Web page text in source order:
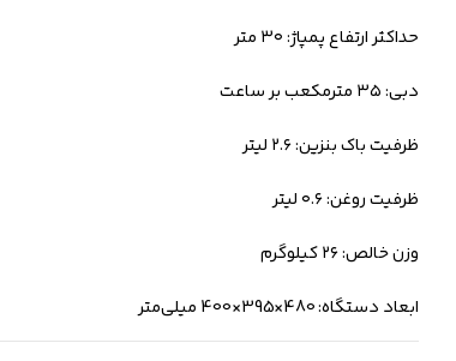
حداکثر ارتفاع پمپاژ: ۳۰ متر
دبی: ۳۵ مترمکعب بر ساعت
ظرفیت باک بنزین: ۲.۶ لیتر
ظرفیت روغن: ۰.۶ لیتر
وزن خالص: ۲۶ کیلوگرم
ابعاد دستگاه: 480×395×400 میلی‌متر